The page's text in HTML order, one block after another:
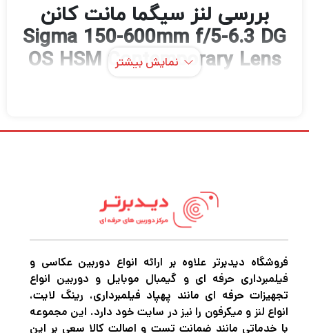
بررسی لنز سیگما مانت کانن
Sigma 150-600mm f/5-6.3 DG
OS HSM Contemporary Lens
1401 از سیگما ، با جفت کردن زوم تله فوتو جمع
و جور و دوربرد با مبدل تله برای گسترش بیشتر
دامنه آن ، یک لنز کامل است. راه اندازی ایده آل
برای عکاسان ورزش، حیات وحش، و طبیعت.
نمایش بیشتر
فروشگاه دیدبرتر علاوه بر ارائه انواع دوربین عکاسی و
فیلمبرداری حرفه ای و گیمبال موبایل و دوربین انواع
تجهیزات حرفه ای مانند پهپاد فیلمبرداری، رینگ لایت،
انواع لنز و میکرفون را نیز در سایت خود دارد. این مجموعه
با خدماتی مانند ضمانت تست و اصالت کالا سعی بر این